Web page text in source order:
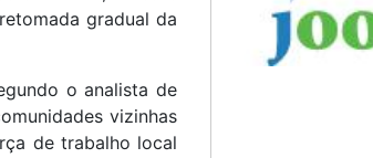
gradual da
o analista de
vizinhas
de trabalho local